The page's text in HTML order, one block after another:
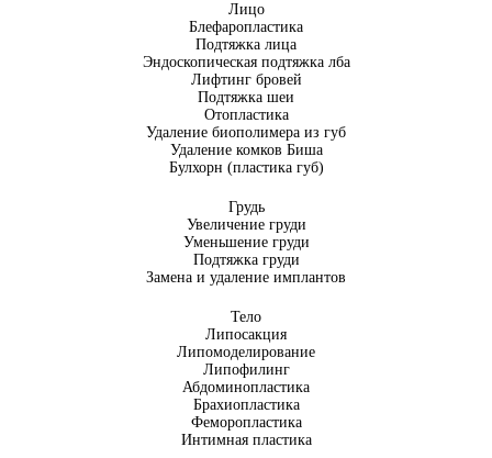
Лицо
Блефаропластика
Подтяжка лица
Эндоскопическая подтяжка лба
Лифтинг бровей
Подтяжка шеи
Отопластика
Удаление биополимера из губ
Удаление комков Биша
Булхорн (пластика губ)
Грудь
Увеличение груди
Уменьшение груди
Подтяжка груди
Замена и удаление имплантов
Тело
Липосакция
Липомоделирование
Липофилинг
Абдоминопластика
Брахиопластика
Феморопластика
Интимная пластика